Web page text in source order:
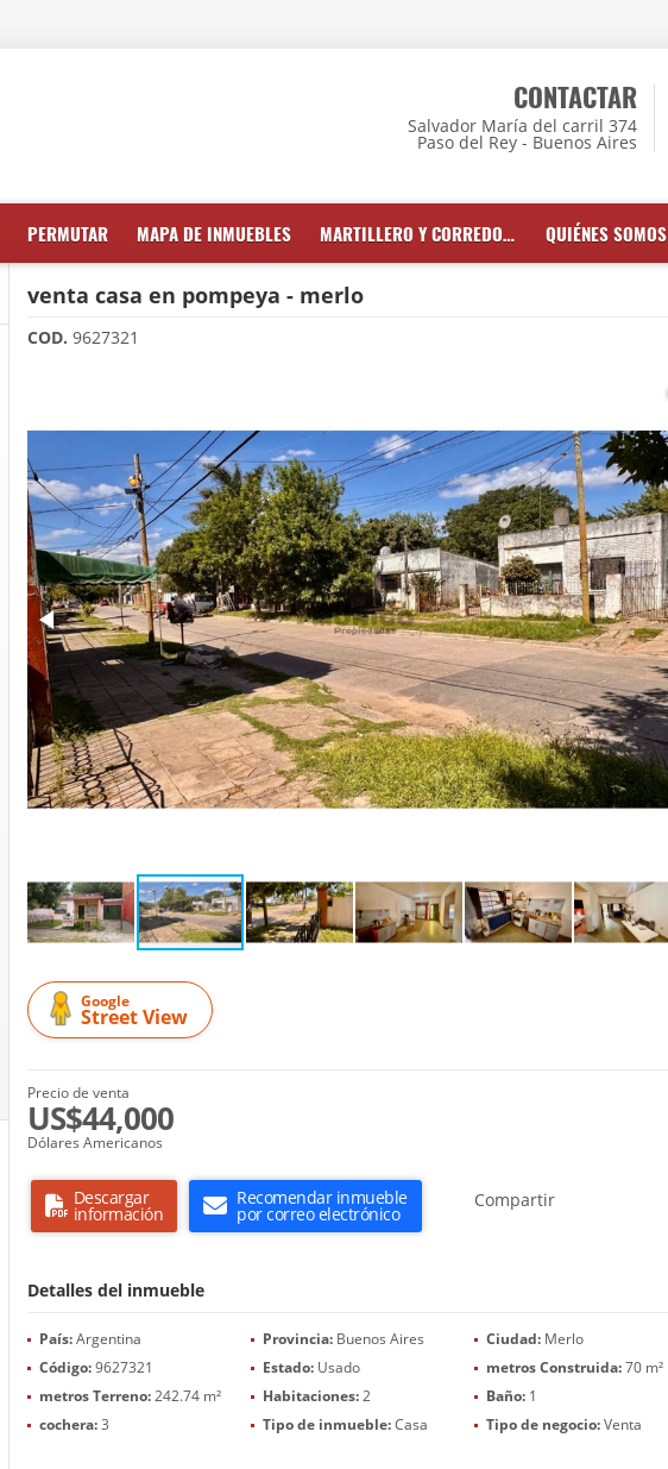
CONTACTAR
Salvador María del carril 374
Paso del Rey - Buenos Aires
PERMUTAR MAPA DE INMUEBLES MARTILLERO Y CORREDOR INMOBILIARIO QUIÉNES SOMOS
venta casa en pompeya - merlo
COD. 9627321
Google
Street View
Precio de venta
US$44,000
Dólares Americanos
Descargar
información
Recomendar inmueble
por correo electrónico
Compartir
Detalles del inmueble
País:Argentina Provincia:Buenos Aires Ciudad: Merlo
Código:9627321 Estado:Usado metros Construida:70 m²
metros Terreno:242.74 m² Habitaciones:2 Baño: 1
cochera:3 Tipo de inmueble:Casa Tipo de negocio:Venta